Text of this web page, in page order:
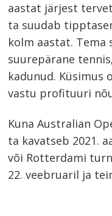
aastat järjest
ta suudab
kolm aastat. Tema
suurepärane
kadunud. Küsimus
vastu profituuri
Kuna Australian
ta kavatseb 2021.
või Rotterdami
22. veebruaril ja